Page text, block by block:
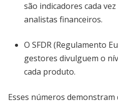
são indicadores cada
analistas financeiros.
O SFDR (Regulamento
gestores divulguem o
cada produto.
Esses números demonstram